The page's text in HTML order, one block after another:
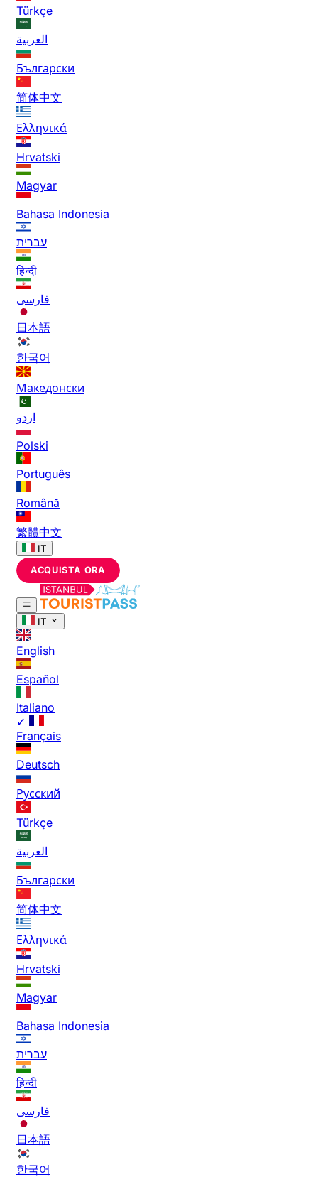
Türkçe
العربية
Български
简体中文
Ελληνικά
Hrvatski
Magyar
Bahasa Indonesia
עברית
हिन्दी
فارسی
日本語
한국어
Македонски
اردو
Polski
Português
Română
繁體中文
IT
ACQUISTA ORA
IT
English
Español
Italiano
✓
Français
Deutsch
Русский
Türkçe
العربية
Български
简体中文
Ελληνικά
Hrvatski
Magyar
Bahasa Indonesia
עברית
हिन्दी
فارسی
日本語
한국어